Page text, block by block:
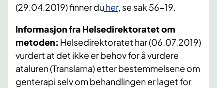
(29.04.2019) finner du her, se sak 56-19.
Informasjon fra Helsedirektoratet om
metoden: Helsedirektoratet har (06.07.2019)
vurdert at det ikke er behov for å vurdere
ataluren (Translarna) etter bestemmelsene om
genterapi selv om behandlingen er laget for